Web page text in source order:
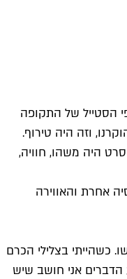
הסטייל של התקופה
וזה היה טירוף.
היה משהו, חוויה,
אחרת והאווירה
כשהייתי בצלילי הכרם
הדברים אני חושב שיש